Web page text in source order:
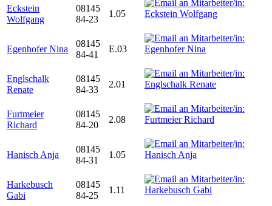
Eckstein
Wolfgang
08145
84-23
1.05
Egenhofer Nina
08145
84-41
E.03
Englschalk
Renate
08145
84-33
2.01
Furtmeier
Richard
08145
84-20
2.08
Hanisch Anja
08145
84-31
1.05
Harkebusch
Gabi
08145
84-25
1.11